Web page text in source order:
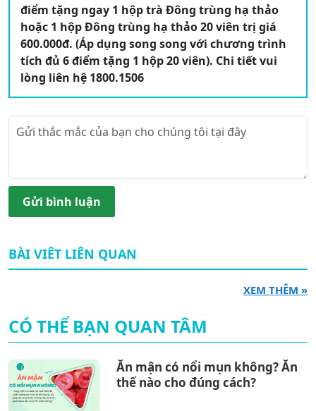
điểm tặng ngay 1 hộp trà Đông trùng hạ thảo
hoặc 1 hộp Đông trùng hạ thảo 20 viên trị giá
600.000đ. (Áp dụng song song với chương trình
tích đủ 6 điểm tặng 1 hộp 20 viên). Chi tiết vui
lòng liên hệ 1800.1506
Gửi bình luận
BÀI VIÊT LIÊN QUAN
XEM THÊM »
CÓ THỂ BẠN QUAN TÂM
Ăn mận có nổi mụn không? Ăn
thế nào cho đúng cách?